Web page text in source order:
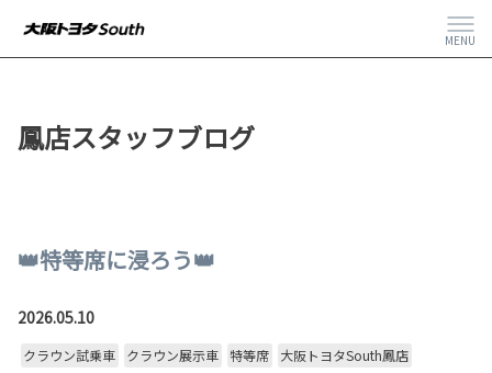
MENU
鳳店スタッフブログ
👑特等席に浸ろう👑
2026.05.10
クラウン試乗車 クラウン展示車 特等席 大阪トヨタSouth鳳店